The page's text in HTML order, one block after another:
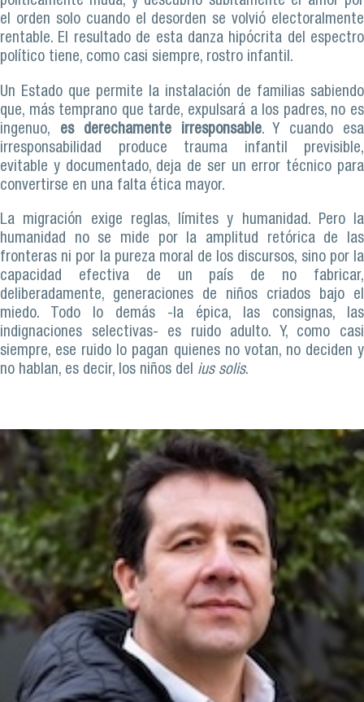
el orden solo cuando el desorden se volvió electoralmente
rentable. El resultado de esta danza hipócrita del espectro
político tiene, como casi siempre, rostro infantil.
Un Estado que permite la instalación de familias sabiendo
que, más temprano que tarde, expulsará a los padres, no es
ingenuo, es derechamente irresponsable. Y cuando esa
irresponsabilidad produce trauma infantil previsible,
evitable y documentado, deja de ser un error técnico para
convertirse en una falta ética mayor.
La migración exige reglas, límites y humanidad. Pero la
humanidad no se mide por la amplitud retórica de las
fronteras ni por la pureza moral de los discursos, sino por la
capacidad efectiva de un país de no fabricar,
deliberadamente, generaciones de niños criados bajo el
miedo. Todo lo demás -la épica, las consignas, las
indignaciones selectivas- es ruido adulto. Y, como casi
siempre, ese ruido lo pagan quienes no votan, no deciden y
no hablan, es decir, los niños del ius solis.